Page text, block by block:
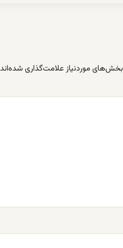
بخش‌های موردنیاز علامت‌گذاری شده‌اند